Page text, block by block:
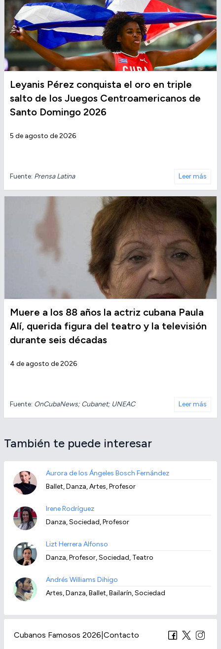
Leyanis Pérez conquista el oro en triple
salto de los Juegos Centroamericanos de
Santo Domingo 2026
5 de agosto de 2026
Fuente: Prensa Latina Leer más
Muere a los 88 años la actriz cubana Paula
Alí, querida figura del teatro y la televisión
durante seis décadas
4 de agosto de 2026
Fuente: OnCubaNews; Cubanet; UNEAC Leer más
También te puede interesar
Aurora de los Ángeles Bosch Fernández
Ballet, Danza, Artes, Profesor
Irene Rodríguez
Danza, Sociedad, Profesor
Lizt Herrera Alfonso
Danza, Profesor, Sociedad, Teatro
Andrés Williams Dihigo
Artes, Danza, Ballet, Bailarín, Sociedad
Cubanos Famosos 2026 Contacto